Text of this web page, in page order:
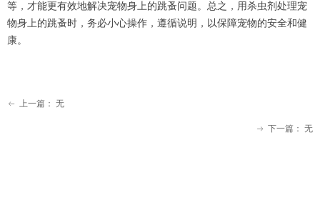
等，才能更有效地解决宠物身上的跳蚤问题。总之，用杀虫剂处理宠
物身上的跳蚤时，务必小心操作，遵循说明，以保障宠物的安全和健
康。
ꂃ 上一篇： 无
ꁹ 下一篇： 无